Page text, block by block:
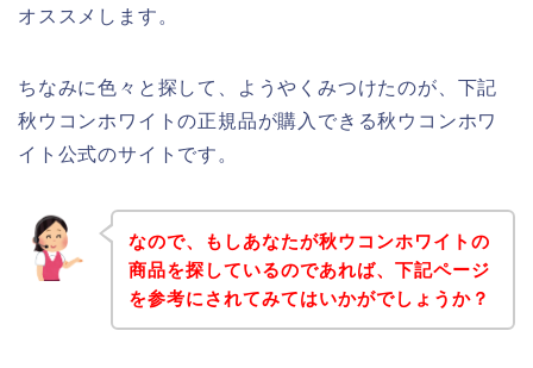
オススメします。
ちなみに色々と探して、ようやくみつけたのが、下記
秋ウコンホワイトの正規品が購入できる秋ウコンホワ
イト公式のサイトです。
なので、もしあなたが秋ウコンホワイトの
商品を探しているのであれば、下記ページ
を参考にされてみてはいかがでしょうか？